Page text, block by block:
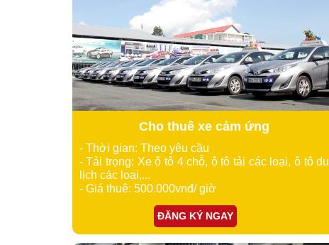
Cho thuê xe cảm ứng
- Thời gian: Theo yêu cầu
- Tải trọng: Xe ô tô 4 chỗ, ô tô tải các loại, ô tô du
lịch các loại,...
- Giá thuê: 500.000vnđ/ giờ
ĐĂNG KÝ NGAY